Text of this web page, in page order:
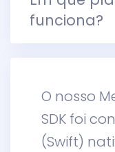
funciona?
O nosso
SDK foi
(Swift)